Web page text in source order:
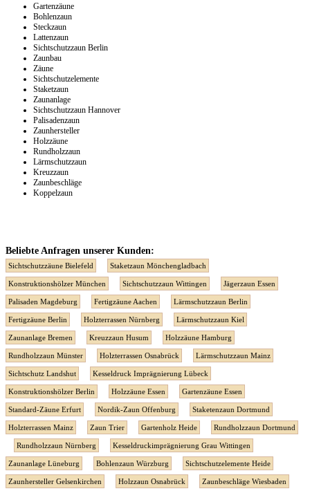
Gartenzäune
Bohlenzaun
Steckzaun
Lattenzaun
Sichtschutzzaun Berlin
Zaunbau
Zäune
Sichtschutzelemente
Staketzaun
Zaunanlage
Sichtschutzzaun Hannover
Palisadenzaun
Zaunhersteller
Holzzäune
Rundholzzaun
Lärmschutzzaun
Kreuzzaun
Zaunbeschläge
Koppelzaun
Beliebte Anfragen unserer Kunden:
Sichtschutzzäune Bielefeld Staketzaun Mönchengladbach
Konstruktionshölzer München Sichtschutzzaun Wittingen Jägerzaun Essen
Palisaden Magdeburg Fertigzäune Aachen Lärmschutzzaun Berlin
Fertigzäune Berlin Holzterrassen Nürnberg Lärmschutzzaun Kiel
Zaunanlage Bremen Kreuzzaun Husum Holzzäune Hamburg
Rundholzzaun Münster Holzterrassen Osnabrück Lärmschutzzaun Mainz
Sichtschutz Landshut Kesseldruck Imprägnierung Lübeck
Konstruktionshölzer Berlin Holzzäune Essen Gartenzäune Essen
Standard-Zäune Erfurt Nordik-Zaun Offenburg Staketenzaun Dortmund
Holzterrassen Mainz Zaun Trier Gartenholz Heide Rundholzzaun Dortmund
Rundholzzaun Nürnberg Kesseldruckimprägnierung Grau Wittingen
Zaunanlage Lüneburg Bohlenzaun Würzburg Sichtschutzelemente Heide
Zaunhersteller Gelsenkirchen Holzzaun Osnabrück Zaunbeschläge Wiesbaden